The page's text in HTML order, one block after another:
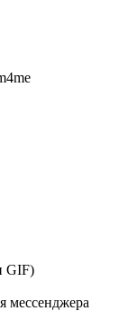
GIF)
мессенджера